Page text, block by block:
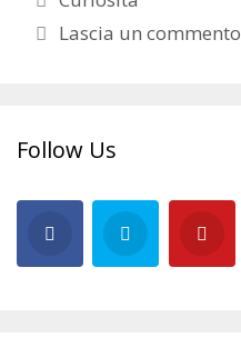
Lascia un commento
Follow Us